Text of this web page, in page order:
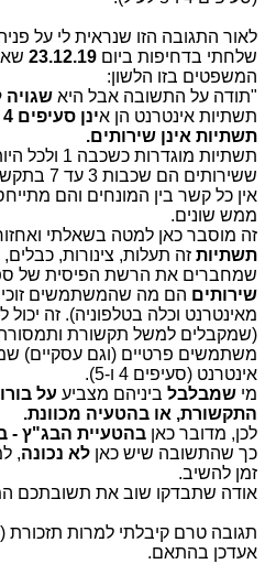
לאור התגובה הזו שנראית לי על
שלחתי בדחיפות ביום
המשפטים בזו הלשון:
"תודה על התשובה אבל היא שגויה
תשתיות אינטרנט הן אינן סעיפים 4 ו-5
תשתיות אינן שירותים.
ששירותים הם שכבות 3 עד 7 בתקשורת.
אין כל קשר בין המונחים והם
ממש שונים.
זה מוסבר כאן למטה בשאלתי
תשתיות זה תעלות, צינורות,
שמחברים את הרשת הפיסית של
שירותים הם מה שהמשתמשים
מאינטרנט וכלה בטלפוניה). זה
אינטרנט (סעיפים 4 ו-5).
מי שמבלבל ביניהם מצביע על
התקשורת, או בהטעיה מכוונת.
לכן, מדובר כאן בהטעיית הבג"ץ -
כך שהתשובה שיש כאן לא נכונה,
זמן להשיב.
אודה שתבדקו שוב את תשובתכם
תגובה טרם קיבלתי למרות תזכורת (
אעדכן בהתאם.